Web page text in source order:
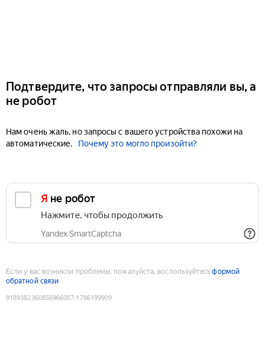
Подтвердите, что запросы отправляли вы, а
не робот
Нам очень жаль, но запросы с вашего устройства похожи на
автоматические.
Почему это могло произойти?
Я не робот
Нажмите, чтобы продолжить
Yandex SmartCaptcha
Если у вас возникли проблемы, пожалуйста, воспользуйтесьформой
обратной связи
9189382360856966007:1786199909